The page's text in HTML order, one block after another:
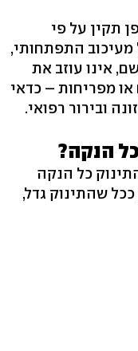
תקין על פי
מעיכוב התפתחותי,
אינו עוזב את
מפריחות – כדאי
ובירור רפואי.
הנקה?
כל הנקה
בהמשך, ככל שהתינוק גדל,